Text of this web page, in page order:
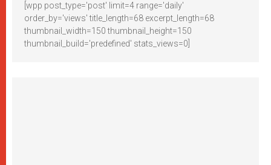
[wpp post_type='post' limit=4 range='daily'
order_by='views' title_length=68 excerpt_length=68
thumbnail_width=150 thumbnail_height=150
thumbnail_build='predefined' stats_views=0]